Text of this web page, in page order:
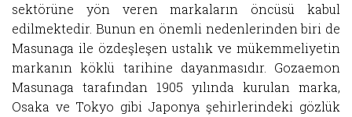
sektörüne yön veren markaların öncüsü kabul
edilmektedir. Bunun en önemli nedenlerinden biri de
Masunaga ile özdeşleşen ustalık ve mükemmeliyetin
markanın köklü tarihine dayanmasıdır. Gozaemon
Masunaga tarafından 1905 yılında kurulan marka,
Osaka ve Tokyo gibi Japonya şehirlerindeki gözlük